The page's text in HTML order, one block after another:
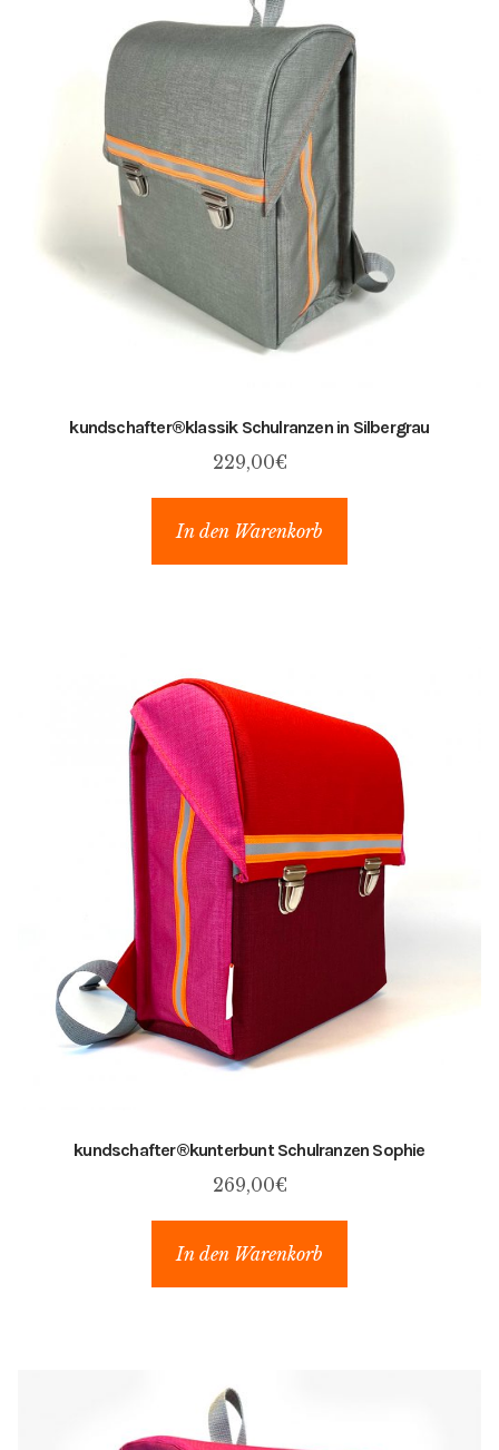
kundschafter​®​klassik Schulranzen in Silbergrau
229,00€
In den Warenkorb
kundschafter​®​kunterbunt Schulranzen Sophie
269,00€
In den Warenkorb